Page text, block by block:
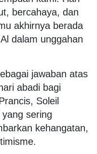
bercahaya, dan
akhirnya berada
dalam unggahan
jawaban atas
abadi bagi
Soleil
sering
kehangatan,